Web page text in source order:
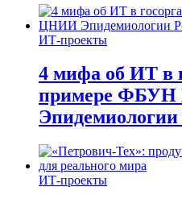
ИТ-проекты
4 мифа об ИТ в
примере
Эпидемиологии
ИТ-проекты